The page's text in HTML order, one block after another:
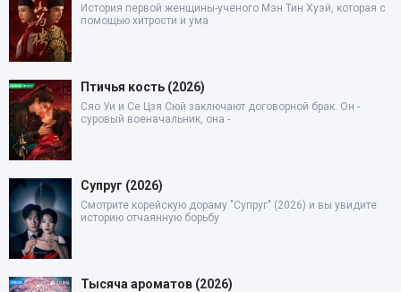
История первой женщины-ученого Мэн Тин Хуэй, которая с
помощью хитрости и ума
Птичья кость (2026)
Сяо Уи и Се Цзя Сюй заключают договорной брак. Он -
суровый военачальник, она -
Супруг (2026)
Смотрите корейскую дораму "Супруг" (2026) и вы увидите
историю отчаянную борьбу
Тысяча ароматов (2026)